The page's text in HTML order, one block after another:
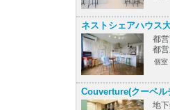
ネストシェアハウス
都
都営
個室
Couverture(クーベル
地